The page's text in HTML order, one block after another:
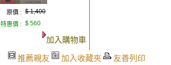
原價 : $ 1,400
特惠價 : $ 560
加入購物車
推薦親友 加入收藏夾 友善列印